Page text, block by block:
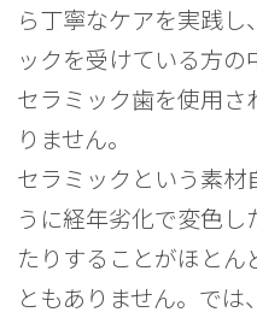
ら丁寧なケアを実践
ックを受けている方の
セラミック歯を使用さ
りません。
セラミックという素材
うに経年劣化で変色
たりすることがほと
ともありません。で